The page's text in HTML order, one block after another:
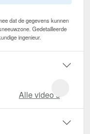
dat de gegevens kunnen
Gedetailleerde
ingenieur.
Alle video‘s